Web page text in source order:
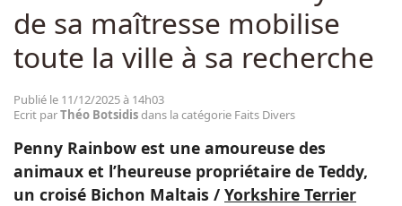
Races
de sa maîtresse mobilise
toute la ville à sa recherche
Publié le 11/12/2025 à 14h03
Ecrit parThéo Botsidisdans la catégorie Faits Divers
Penny Rainbow est une amoureuse des
animaux et l’heureuse propriétaire de Teddy,
un croisé Bichon Maltais / Yorkshire Terrier